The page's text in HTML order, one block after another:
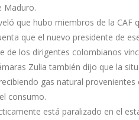
Maduro.
que hubo miembros de la
que el nuevo presidente de
de los dirigentes colombianos
Zulia también dijo que la
gas natural
consumo.
está paralizado en el